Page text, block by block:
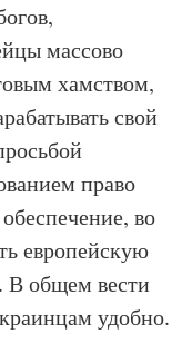
массово
хамством,
свой
право
во
европейскую
В общем вести
удобно.